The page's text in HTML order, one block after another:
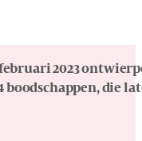
2023
boodschappen,